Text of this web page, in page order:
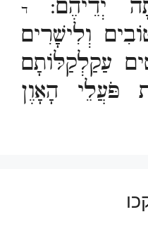
יְדֵיהֶם:
ד
וְלִישָׁרִים
עַקַלְקַלּוֹתָם
פֹּעֲלֵי הָאָוֶן